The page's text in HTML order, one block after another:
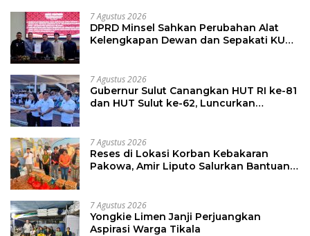
7 Agustus 2026
DPRD Minsel Sahkan Perubahan Alat
Kelengkapan Dewan dan Sepakati KUA-
7 Agustus 2026
Gubernur Sulut Canangkan HUT RI ke-81
dan HUT Sulut ke-62, Luncurkan
7 Agustus 2026
Reses di Lokasi Korban Kebakaran
Pakowa, Amir Liputo Salurkan Bantuan
7 Agustus 2026
Yongkie Limen Janji Perjuangkan
Aspirasi Warga Tikala